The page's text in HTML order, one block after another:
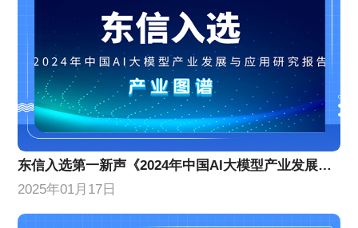
东信入选第一新声《2024年中国AI大模型产业发展与应用研究报告》产业图谱
2025年01月17日